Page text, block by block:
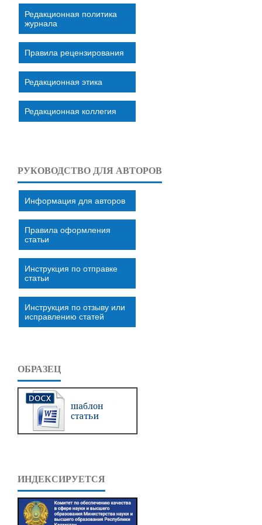
Редакционная политика
журнала
Правила рецензирования
Редакционная этика
Редакционная коллегия
РУКОВОДСТВО ДЛЯ АВТОРОВ
Информация для авторов
Правила оформления
статьи
Инструкция по отправке
статьи
Инструкция по отзыву или
исправлению статей
ОБРАЗЕЦ
ИНДЕКСИРУЕТСЯ